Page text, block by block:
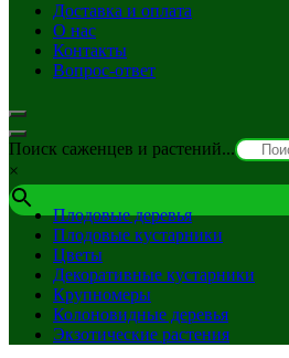
Доставка и оплата
О нас
Контакты
Вопрос-ответ
Поиск саженцев и растений...
×
Плодовые деревья
Плодовые кустарники
Цветы
Декоративные кустарники
Крупномеры
Колоновидные деревья
Экзотические растения